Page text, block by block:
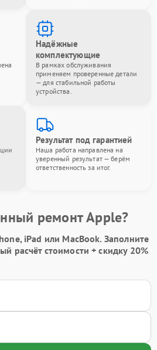
Надёжные
комплектующие
В рамках обслуживания
применяем проверенные детали
— для стабильной работы
устройства.
Результат под гарантией
Наша работа направлена на
уверенный результат — берём
ответственность за итог.
ремонт Apple?
iPad или MacBook. Заполните
расчёт стоимости +скидку 20%